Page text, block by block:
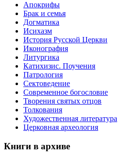
Апокрифы
Брак и семья
Догматика
Исихазм
История Русской Церкви
Иконография
Литургика
Катихизис. Поучения
Патрология
Сектоведение
Современное богословие
Творения святых отцов
Толкования
Художественная литература
Церковная археология
Книги в архиве